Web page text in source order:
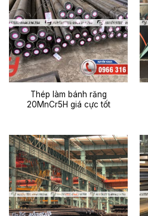
Thép làm bánh răng
20MnCr5H giá cực tốt